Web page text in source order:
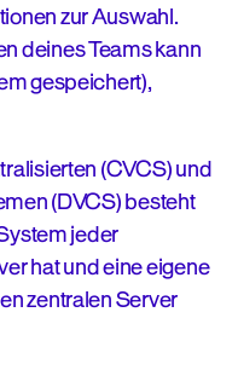
zur Auswahl.
deines Teams kann
gespeichert),
(CVCS) und
(DVCS) besteht
jeder
hat und eine eigene
zentralen Server